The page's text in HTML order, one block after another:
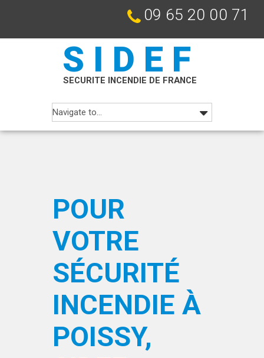
09 65 20 00 71
SIDEF
SECURITE INCENDIE DE FRANCE
POUR
VOTRE
SÉCURITÉ
INCENDIE À
POISSY,